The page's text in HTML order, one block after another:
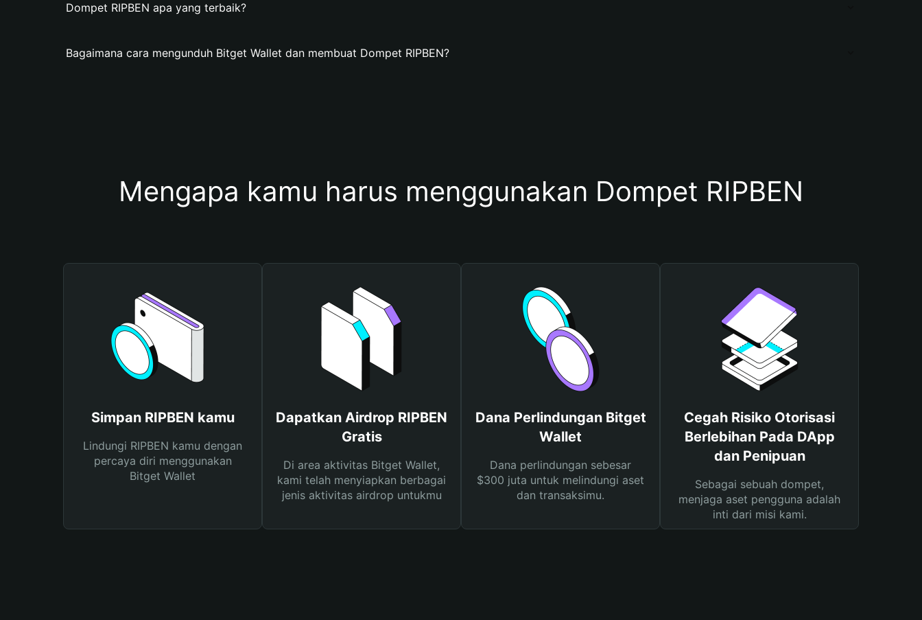
Dompet RIPBEN apa yang terbaik?
Bagaimana cara mengunduh Bitget Wallet dan membuat Dompet RIPBEN?
Mengapa kamu harus menggunakan Dompet RIPBEN
Simpan RIPBEN kamu
Lindungi RIPBEN kamu dengan
percaya diri menggunakan
Bitget Wallet
Dapatkan Airdrop RIPBEN
Gratis
Di area aktivitas Bitget Wallet,
kami telah menyiapkan berbagai
jenis aktivitas airdrop untukmu
Dana Perlindungan Bitget
Wallet
Dana perlindungan sebesar
$300 juta untuk melindungi aset
dan transaksimu.
Cegah Risiko Otorisasi
Berlebihan Pada DApp
dan Penipuan
Sebagai sebuah dompet,
menjaga aset pengguna adalah
inti dari misi kami.